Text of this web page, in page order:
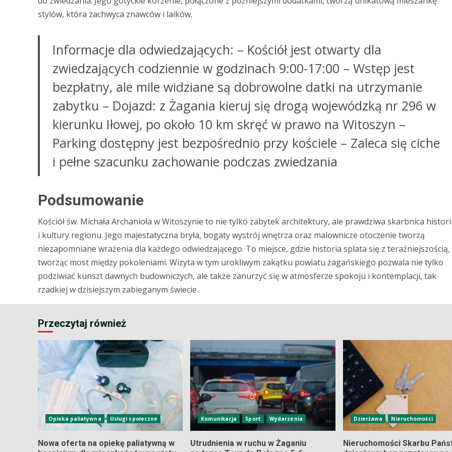
stylów, która zachwyca znawców i laików.
Informacje dla odwiedzających: – Kościół jest otwarty dla
zwiedzających codziennie w godzinach 9:00-17:00 – Wstęp jest
bezpłatny, ale mile widziane są dobrowolne datki na utrzymanie
zabytku – Dojazd: z Żagania kieruj się drogą wojewódzką nr 296 w
kierunku Iłowej, po około 10 km skręć w prawo na Witoszyn –
Parking dostępny jest bezpośrednio przy kościele – Zaleca się ciche
i pełne szacunku zachowanie podczas zwiedzania
Podsumowanie
Kościół św. Michała Archanioła w Witoszynie to nie tylko zabytek architektury, ale prawdziwa skarbnica
i kultury regionu. Jego majestatyczna bryła, bogaty wystrój wnętrza oraz malownicze otoczenie tworzą
niezapomniane wrażenia dla każdego odwiedzającego. To miejsce, gdzie historia splata się z teraźniejszością,
tworząc most między pokoleniami. Wizyta w tym urokliwym zakątku powiatu żagańskiego pozwala nie tylko
podziwiać kunszt dawnych budowniczych, ale także zanurzyć się w atmosferze spokoju i kontemplacji, tak
rzadkiej w dzisiejszym zabieganym świecie.
Przeczytaj również
Opieka paliatywna Usługi społeczne
Nowa oferta na opiekę paliatywną w
Komunikacja Sport Wydarzenia
Utrudnienia w ruchu w Żaganiu
Dzierżawa Nieruchomości
Nieruchomości Skarbu